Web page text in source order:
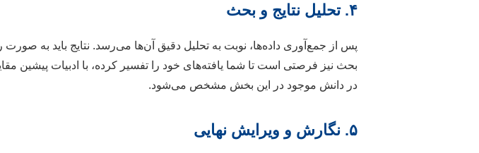
۴. تحلیل نتایج و بحث
پس از جمع‌آوری داده‌ها، نوبت به تحلیل دقیق آن‌ها می‌رسد. نتایج باید به
بحث نیز فرصتی است تا شما یافته‌های خود را تفسیر کرده، با ادبیات پیشین
در دانش موجود در این بخش مشخص می‌شود.
۵. نگارش و ویرایش نهایی